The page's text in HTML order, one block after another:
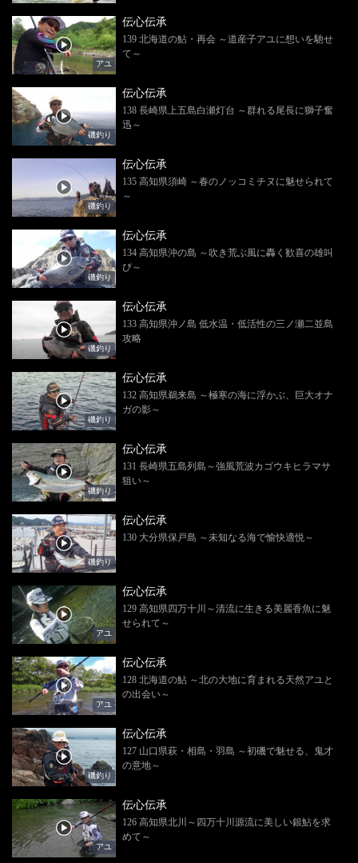
アユ
伝心伝承
139 北海道の鮎・再会 ～道産子アユに想いを馳せ
て～
磯釣り
伝心伝承
138 長崎県上五島白瀬灯台 ～群れる尾長に獅子奮
迅～
磯釣り
伝心伝承
135 高知県須崎 ～春のノッコミチヌに魅せられて
～
磯釣り
伝心伝承
134 高知県沖の島 ～吹き荒ぶ風に轟く歓喜の雄叫
び～
磯釣り
伝心伝承
133 高知県沖ノ島 低水温・低活性の三ノ瀬二並島
攻略
磯釣り
伝心伝承
132 高知県鵜来島 ～極寒の海に浮かぶ、巨大オナ
ガの影～
磯釣り
伝心伝承
131 長崎県五島列島～強風荒波カゴウキヒラマサ
狙い～
磯釣り
伝心伝承
130 大分県保戸島 ～未知なる海で愉快適悦～
アユ
伝心伝承
129 高知県四万十川～清流に生きる美麗香魚に魅
せられて～
アユ
伝心伝承
128 北海道の鮎 ～北の大地に育まれる天然アユと
の出会い～
磯釣り
伝心伝承
127 山口県萩・相島・羽島 ～初磯で魅せる、鬼才
の意地～
アユ
伝心伝承
126 高知県北川～四万十川源流に美しい銀鮎を求
めて～